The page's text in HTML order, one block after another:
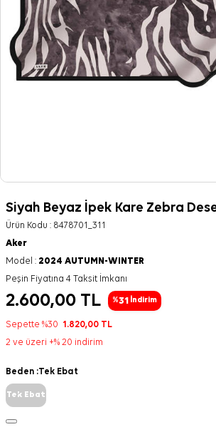
Siyah Beyaz İpek Kare Zebra
Ürün Kodu : 8478701_311
Aker
Model : 2024 AUTUMN-WINTER
Peşin Fiyatına 4 Taksit İmkanı
2.600,00 TL %31 İndirim
Sepette %30 1.820,00 TL
2 ve üzeri +% 20 indirim
Beden :Tek Ebat
Tek Ebat